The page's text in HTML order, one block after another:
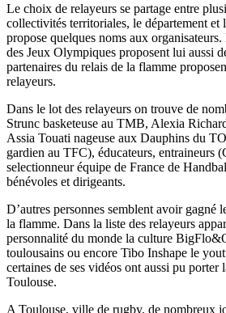
Le choix de relayeurs se partage entre
collectivités territoriales, le département et
propose quelques noms aux
des Jeux Olympiques proposent lui aussi
partenaires du relais de la flamme
relayeurs.
Dans le lot des relayeurs on trouve de
Strunc basketeuse au TMB, Alexia
Assia Touati nageuse aux Dauphins du
gardien au TFC), éducateurs, entraineurs
selectionneur équipe de France de
bénévoles et dirigeants.
D’autres personnes semblent avoir gagné
la flamme. Dans la liste des relayeurs
personnalité du monde la culture
toulousains ou encore Tibo Inshape le
certaines de ses vidéos ont aussi pu
Toulouse.
A Toulouse, ville de rugby, de nombreux